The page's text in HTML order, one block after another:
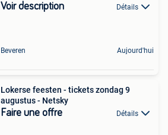
Voir description Détails
Beveren Aujourd'hui
Lokerse feesten - tickets zondag 9
augustus - Netsky
Faire une offre Détails